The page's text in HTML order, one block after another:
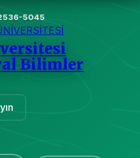
5045
Bilimler